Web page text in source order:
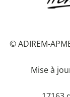
© ADIREM-
Mise à